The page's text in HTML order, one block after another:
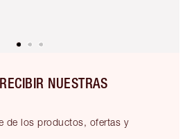
NUESTRAS
de los productos, ofertas y